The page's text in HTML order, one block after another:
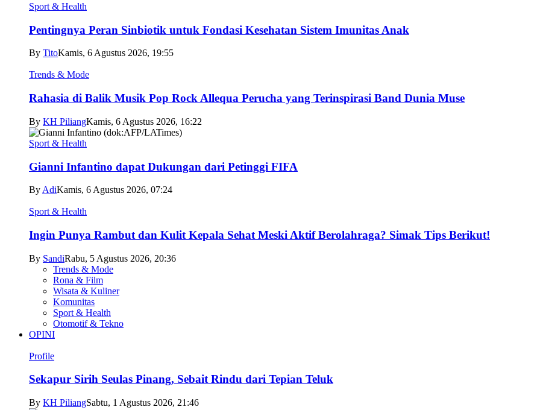
Sport & Health
Pentingnya Peran Sinbiotik untuk Fondasi Kesehatan Sistem Imunitas Anak
By TitoKamis, 6 Agustus 2026, 19:55
Trends & Mode
Rahasia di Balik Musik Pop Rock Allequa Perucha yang Terinspirasi Band Dunia Muse
By KH PiliangKamis, 6 Agustus 2026, 16:22
Sport & Health
Gianni Infantino dapat Dukungan dari Petinggi FIFA
By AdiKamis, 6 Agustus 2026, 07:24
Sport & Health
Ingin Punya Rambut dan Kulit Kepala Sehat Meski Aktif Berolahraga? Simak Tips Berikut!
By SandiRabu, 5 Agustus 2026, 20:36
Trends & Mode
Rona & Film
Wisata & Kuliner
Komunitas
Sport & Health
Otomotif & Tekno
OPINI
Profile
Sekapur Sirih Seulas Pinang, Sebait Rindu dari Tepian Teluk
By KH PiliangSabtu, 1 Agustus 2026, 21:46